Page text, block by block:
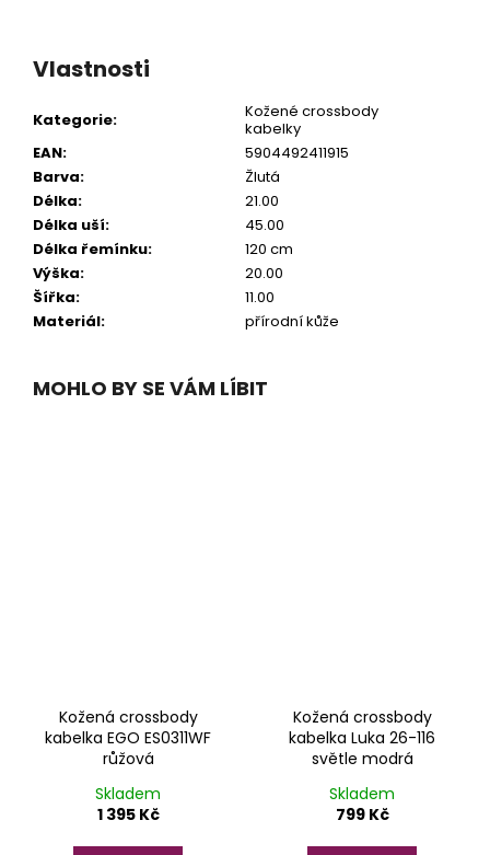
Vlastnosti
Kategorie:
Kožené crossbody
kabelky
EAN:
5904492411915
Barva:
Žlutá
Délka:
21.00
Délka uší:
45.00
Délka řemínku:
120 cm
Výška:
20.00
Šířka:
11.00
Materiál: přírodní kůže
MOHLO BY SE VÁM LÍBIT
Kožená crossbody
kabelka EGO ES0311WF
růžová
Skladem
1 395 Kč
Kožená crossbody
kabelka Luka 26-116
světle modrá
Skladem
799 Kč